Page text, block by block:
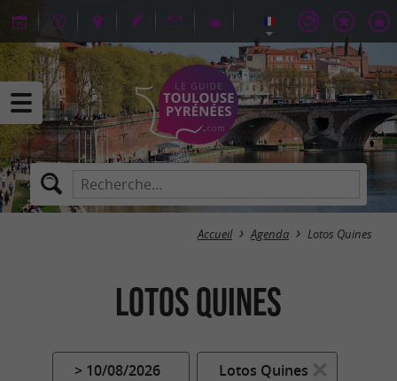
Accueil Agenda Lotos Quines
Lotos Quines
> 10/08/2026 Lotos Quines